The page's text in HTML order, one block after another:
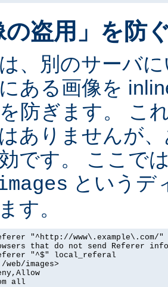
の盗用」を防
、別のサーバ
ある画像を
防ぎます。 こ
ありませんが
です。 ここで
というデ
す。
"^http://
that do not send Referer info
"^$" local_referal
images>
all